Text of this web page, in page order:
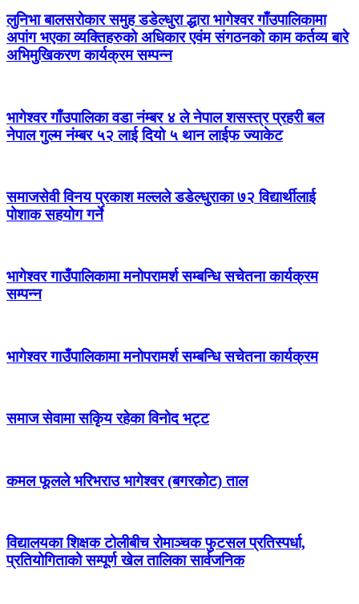
लुनिभा बालसरोकार समुह डडेल्धुरा द्धारा भागेश्वर गाँउपालिकामा
अपांग भएका व्यक्तिहरुको अधिकार एवंम संगठनको काम कर्तव्य बारे
अभिमुखिकरण कार्यक्रम सम्पन्न
भागेश्वर गाँउपालिका वडा नंम्बर ४ ले नेपाल शसस्त्र प्रहरी बल
नेपाल गुल्म नंम्बर ५२ लाई दियो ५ थान लाईफ ज्याकेट
समाजसेवी विनय प्रकाश मल्लले डडेल्धुराका ७२ विद्यार्थीलाई
पोशाक सहयोग गर्ने
भागेश्वर गाउँपालिकामा मनोपरामर्श सम्बन्धि सचेतना कार्यक्रम
सम्पन्न
भागेश्वर गाउँपालिकामा मनोपरामर्श सम्बन्धि सचेतना कार्यक्रम
समाज सेवामा सकिृय रहेका विनोद भट्ट
कमल फूलले भरिभराउ भागेश्वर (बगरकोट) ताल
विद्यालयका शिक्षक टोलीबीच रोमाञ्चक फुटसल प्रतिस्पर्धा,
प्रतियोगिताको सम्पूर्ण खेल तालिका सार्वजनिक